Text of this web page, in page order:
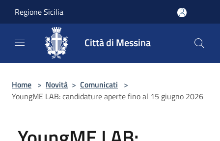
Regione Sicilia
Città di Messina
Home > Novità > Comunicati >
YoungME LAB: candidature aperte fino al 15 giugno 2026